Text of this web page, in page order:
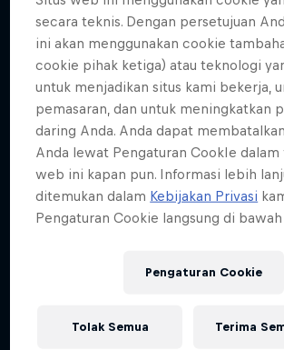
Lebih banyak seperti ini
secara teknis. Dengan persetujuan
ini akan menggunakan cookie
cookie pihak ketiga) atau teknologi
untuk menjadikan situs kami bekerja,
pemasaran, dan untuk meningkatkan
daring Anda. Anda dapat
Anda lewat Pengaturan CookIe
web ini kapan pun. Informasi lebih
ditemukan dalam Kebijakan Privasi
Pengaturan Cookie langsung di bawah
Pengaturan Cookie
Tolak Semua Terima